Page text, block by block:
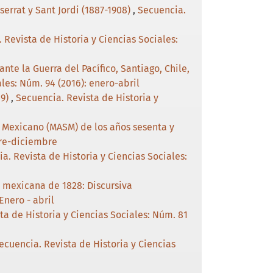
y Sant Jordi (1887-1908) , Secuencia.
Revista de Historia y Ciencias Sociales:
la Guerra del Pacífico, Santiago, Chile,
Núm. 94 (2016): enero-abril
, Secuencia. Revista de Historia y
(MASM) de los años sesenta y
diciembre
Revista de Historia y Ciencias Sociales:
de 1828: Discursiva
- abril
de Historia y Ciencias Sociales: Núm. 81
Revista de Historia y Ciencias